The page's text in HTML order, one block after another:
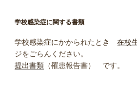
学校感染症に関する書類
学校感染症にかかられたとき 在校
ジをごらんください。
提出書類 （罹患報告書） です。